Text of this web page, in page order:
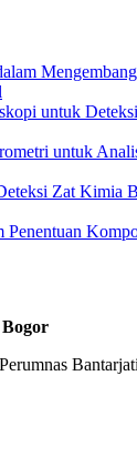
untuk
untuk
Zat Kimia